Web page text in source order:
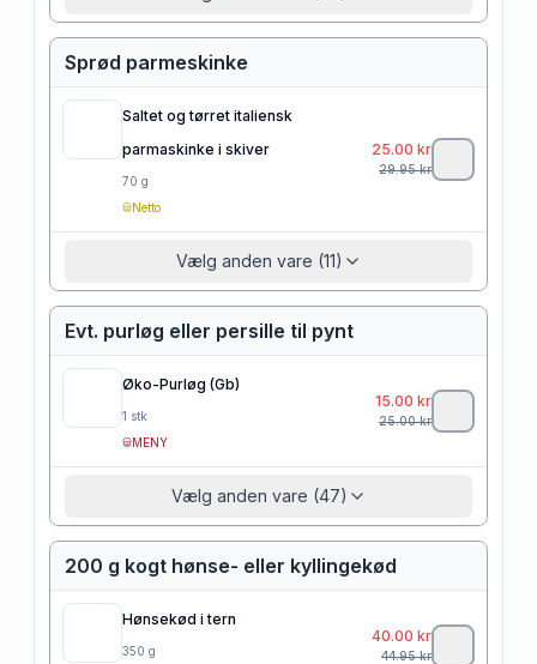
Sprød parmeskinke
Saltet og tørret italiensk
parmaskinke i skiver
70 g
Netto
25.00 kr
29.95kr
Vælg anden vare (11)
Evt. purløg eller persille til pynt
Øko-Purløg (Gb)
1 stk
MENY
15.00 kr
25.00kr
Vælg anden vare (47)
200 g kogt hønse- eller kyllingekød
Hønsekød i tern
350 g
40.00 kr
44.95kr